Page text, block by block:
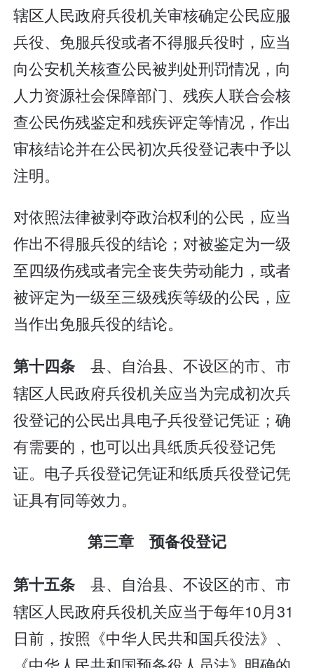
辖区人民政府兵役机关审核确定公民应服
兵役、免服兵役或者不得服兵役时，应当
向公安机关核查公民被判处刑罚情况，向
人力资源社会保障部门、残疾人联合会核
查公民伤残鉴定和残疾评定等情况，作出
审核结论并在公民初次兵役登记表中予以
注明。
对依照法律被剥夺政治权利的公民，应当
作出不得服兵役的结论；对被鉴定为一级
至四级伤残或者完全丧失劳动能力，或者
被评定为一级至三级残疾等级的公民，应
当作出免服兵役的结论。
第十四条县、自治县、不设区的市、市
辖区人民政府兵役机关应当为完成初次兵
役登记的公民出具电子兵役登记凭证；确
有需要的，也可以出具纸质兵役登记凭
证。电子兵役登记凭证和纸质兵役登记凭
证具有同等效力。
第三章 预备役登记
第十五条县、自治县、不设区的市、市
辖区人民政府兵役机关应当于每年10月31
日前，按照《中华人民共和国兵役法》、